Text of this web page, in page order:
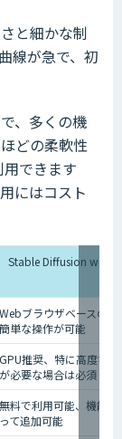
と細かな制
線が急で、初
、多くの機
どの柔軟性
できます
にはコスト
Stable Diffusion web
WebブラウザベースのUI
簡単な操作が可能
GPU推奨、特に高度な計
が必要な場合は必須
無料で利用可能、機能に
って追加可能